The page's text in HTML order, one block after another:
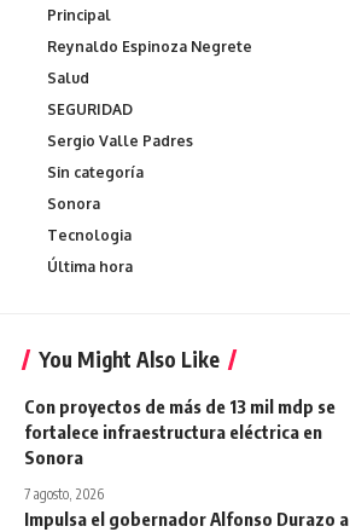
Principal
Reynaldo Espinoza Negrete
Salud
SEGURIDAD
Sergio Valle Padres
Sin categoría
Sonora
Tecnologia
Última hora
You Might Also Like
Con proyectos de más de 13 mil mdp se
fortalece infraestructura eléctrica en
Sonora
7 agosto, 2026
Impulsa el gobernador Alfonso Durazo a